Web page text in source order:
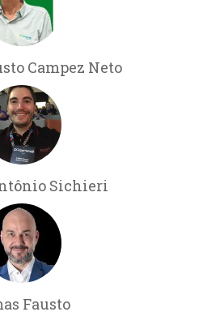
Campez Neto
Sichieri
Fausto